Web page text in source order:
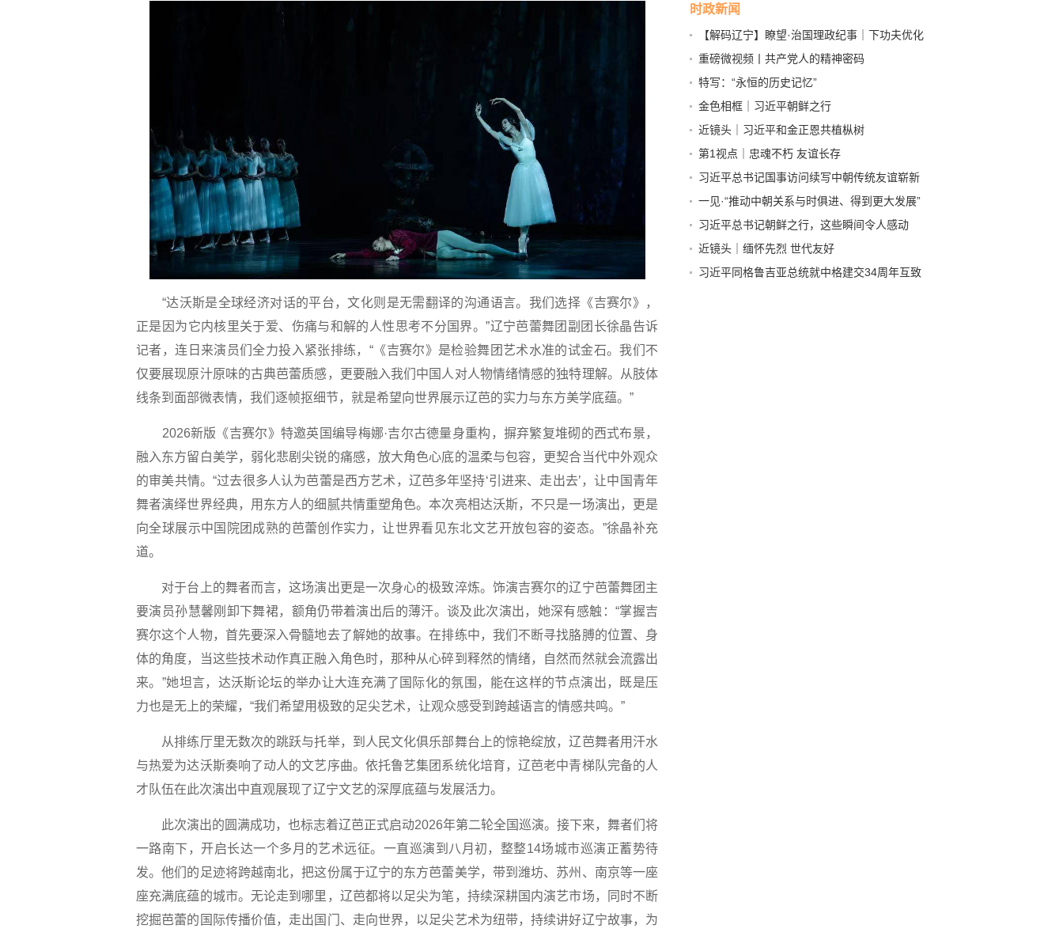
“达沃斯是全球经济对话的平台，文化则是无需翻译的沟通语言。我们选择《吉赛尔》，
正是因为它内核里关于爱、伤痛与和解的人性思考不分国界。”辽宁芭蕾舞团副团长徐晶告诉
记者，连日来演员们全力投入紧张排练，“《吉赛尔》是检验舞团艺术水准的试金石。我们不
仅要展现原汁原味的古典芭蕾质感，更要融入我们中国人对人物情绪情感的独特理解。从肢体
线条到面部微表情，我们逐帧抠细节，就是希望向世界展示辽芭的实力与东方美学底蕴。”
2026新版《吉赛尔》特邀英国编导梅娜·吉尔古德量身重构，摒弃繁复堆砌的西式布景，
融入东方留白美学，弱化悲剧尖锐的痛感，放大角色心底的温柔与包容，更契合当代中外观众
的审美共情。“过去很多人认为芭蕾是西方艺术，辽芭多年坚持‘引进来、走出去’，让中国青年
舞者演绎世界经典，用东方人的细腻共情重塑角色。本次亮相达沃斯，不只是一场演出，更是
向全球展示中国院团成熟的芭蕾创作实力，让世界看见东北文艺开放包容的姿态。”徐晶补充
道。
对于台上的舞者而言，这场演出更是一次身心的极致淬炼。饰演吉赛尔的辽宁芭蕾舞团主
要演员孙慧馨刚卸下舞裙，额角仍带着演出后的薄汗。谈及此次演出，她深有感触：“掌握吉
赛尔这个人物，首先要深入骨髓地去了解她的故事。在排练中，我们不断寻找胳膊的位置、身
体的角度，当这些技术动作真正融入角色时，那种从心碎到释然的情绪，自然而然就会流露出
来。”她坦言，达沃斯论坛的举办让大连充满了国际化的氛围，能在这样的节点演出，既是压
力也是无上的荣耀，“我们希望用极致的足尖艺术，让观众感受到跨越语言的情感共鸣。”
从排练厅里无数次的跳跃与托举，到人民文化俱乐部舞台上的惊艳绽放，辽芭舞者用汗水
与热爱为达沃斯奏响了动人的文艺序曲。依托鲁艺集团系统化培育，辽芭老中青梯队完备的人
才队伍在此次演出中直观展现了辽宁文艺的深厚底蕴与发展活力。
此次演出的圆满成功，也标志着辽芭正式启动2026年第二轮全国巡演。接下来，舞者们将
一路南下，开启长达一个多月的艺术远征。一直巡演到八月初，整整14场城市巡演正蓄势待
发。他们的足迹将跨越南北，把这份属于辽宁的东方芭蕾美学，带到潍坊、苏州、南京等一座
座充满底蕴的城市。无论走到哪里，辽芭都将以足尖为笔，持续深耕国内演艺市场，同时不断
挖掘芭蕾的国际传播价值，走出国门、走向世界，以足尖艺术为纽带，持续讲好辽宁故事，为
时政新闻
【解码辽宁】瞭望·治国理政纪事｜下功夫优化
营商环境
重磅微视频丨共产党人的精神密码
特写：“永恒的历史记忆”
金色相框｜习近平朝鲜之行
近镜头｜习近平和金正恩共植枞树
第1视点｜忠魂不朽 友谊长存
习近平总书记国事访问续写中朝传统友谊崭新
篇章
一见·“推动中朝关系与时俱进、得到更大发展”
习近平总书记朝鲜之行，这些瞬间令人感动
近镜头｜缅怀先烈 世代友好
习近平同格鲁吉亚总统就中格建交34周年互致